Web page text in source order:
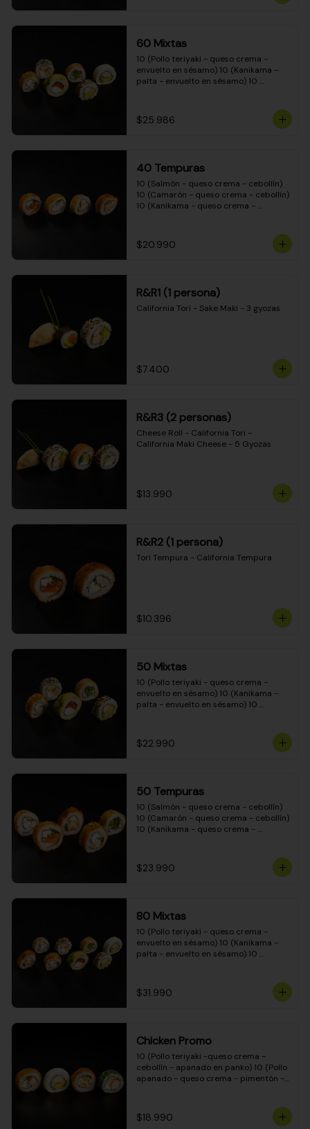
(Pimentón - queso crema - cebollín -
envuelto en masa tempura)
60 Mixtas
10 (Pollo teriyaki - queso crema -
envuelto en sésamo) 10 (Kanikama -
palta - envuelto en sésamo) 10
envuelto en queso crema) 10
(Camarón - queso crema - cebollín -
$25.986
40 Tempuras
10 (Salmón - queso crema - cebollín)
10 (Camarón - queso crema - cebollín)
10 (Kanikama - queso crema -
$20.990
R&R1 (1 persona)
California Tori - Sake Maki - 3 gyozas
$7.400
R&R3 (2 personas)
Cheese Roll - California Tori -
California Maki Cheese - 5 Gyozas
$13.990
R&R2 (1 persona)
Tori Tempura - California Tempura
$10.396
50 Mixtas
10 (Pollo teriyaki - queso crema -
envuelto en sésamo) 10 (Kanikama -
palta - envuelto en sésamo) 10
cebollín - envuelto en masa tempura)
10 (Pimentón - queso crema - cebollín
$22.990
50 Tempuras
10 (Salmón - queso crema - cebollín)
10 (Camarón - queso crema - cebollín)
10 (Kanikama - queso crema -
crema - cebollín)
$23.990
80 Mixtas
10 (Pollo teriyaki - queso crema -
envuelto en sésamo) 10 (Kanikama -
palta - envuelto en sésamo) 10
envuelto en queso crema) 10
(Camarón - queso crema - cebollín -
teriyaki - queso crema - cebollín -
envuelto en masa tempura) 10
(Pimentón - queso crema - cebollín -
envuelto en masa tempura)
$31.990
Chicken Promo
10 (Pollo teriyaki -queso crema -
cebollín - apanado en panko) 10 (Pollo
apanado - queso crema - pimentón -
ciboulette) 10 (Pollo teriyaki - palta -
envuelto en queso crema)
$18.990